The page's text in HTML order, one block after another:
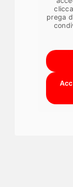
prega